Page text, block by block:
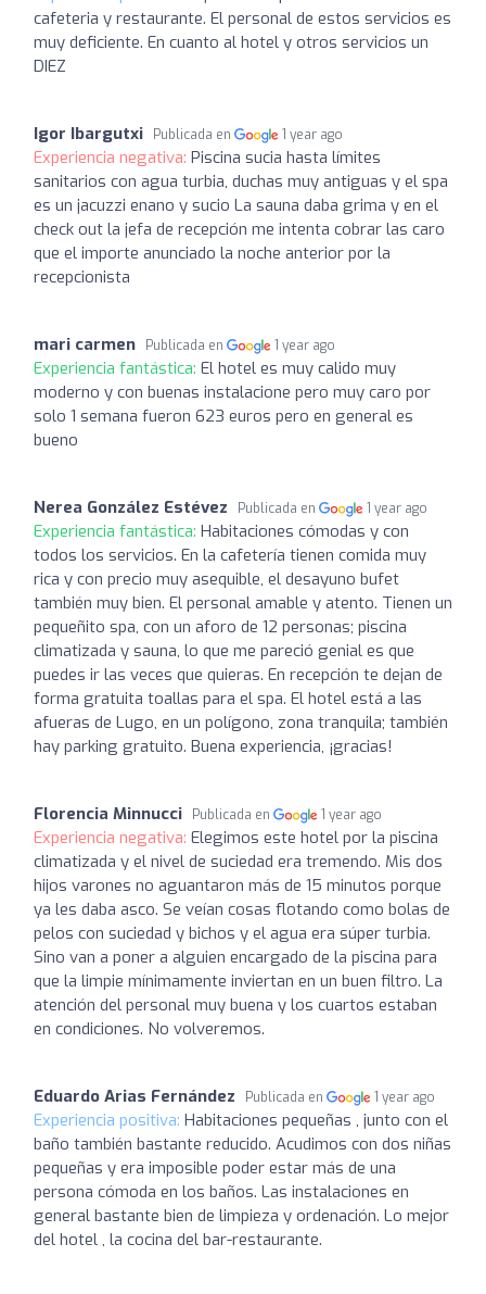
cafeteria y restaurante. El personal de estos servicios es
muy deficiente. En cuanto al hotel y otros servicios un
DIEZ
Igor Ibargutxi Publicada en 1 year ago
Experiencia negativa: Piscina sucia hasta límites
sanitarios con agua turbia, duchas muy antiguas y el spa
es un jacuzzi enano y sucio La sauna daba grima y en el
check out la jefa de recepción me intenta cobrar las caro
que el importe anunciado la noche anterior por la
recepcionista
mari carmen Publicada en 1 year ago
Experiencia fantástica: El hotel es muy calido muy
moderno y con buenas instalacione pero muy caro por
solo 1 semana fueron 623 euros pero en general es
bueno
Nerea González Estévez Publicada en 1 year ago
Experiencia fantástica: Habitaciones cómodas y con
todos los servicios. En la cafetería tienen comida muy
rica y con precio muy asequible, el desayuno bufet
también muy bien. El personal amable y atento. Tienen un
pequeñito spa, con un aforo de 12 personas; piscina
climatizada y sauna, lo que me pareció genial es que
puedes ir las veces que quieras. En recepción te dejan de
forma gratuita toallas para el spa. El hotel está a las
afueras de Lugo, en un polígono, zona tranquila; también
hay parking gratuito. Buena experiencia, ¡gracias!
Florencia Minnucci Publicada en 1 year ago
Experiencia negativa: Elegimos este hotel por la piscina
climatizada y el nivel de suciedad era tremendo. Mis dos
hijos varones no aguantaron más de 15 minutos porque
ya les daba asco. Se veían cosas flotando como bolas de
pelos con suciedad y bichos y el agua era súper turbia.
Sino van a poner a alguien encargado de la piscina para
que la limpie mínimamente inviertan en un buen filtro. La
atención del personal muy buena y los cuartos estaban
en condiciones. No volveremos.
Eduardo Arias Fernández Publicada en 1 year ago
Experiencia positiva: Habitaciones pequeñas , junto con el
baño también bastante reducido. Acudimos con dos niñas
pequeñas y era imposible poder estar más de una
persona cómoda en los baños. Las instalaciones en
general bastante bien de limpieza y ordenación. Lo mejor
del hotel , la cocina del bar-restaurante.